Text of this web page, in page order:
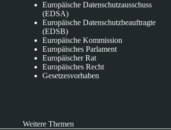
Europäische Datenschutzausschuss
(EDSA)
Europäische Datenschutzbeauftragte
(EDSB)
Europäische Kommission
Europäisches Parlament
Europäischer Rat
Europäisches Recht
Gesetzesvorhaben
Weitere Themen